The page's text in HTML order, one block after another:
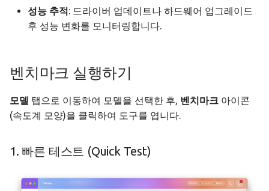
데이터 허브
그리기
창작물 갤러리
번역
3. 하드웨어 프로필
(Hardware Profile)
비교 결과 이해하기
접근성
성능 추적: 드라이버 업데이트나 하드웨어 업그레이드
후 성능 변화를 모니터링합니다.
벤치마크 실행하기
모델 탭으로 이동하여 모델을 선택한 후, 벤치마크 아이콘
(속도계 모양)을 클릭하여 도구를 엽니다.
1. 빠른 테스트 (Quick Test)